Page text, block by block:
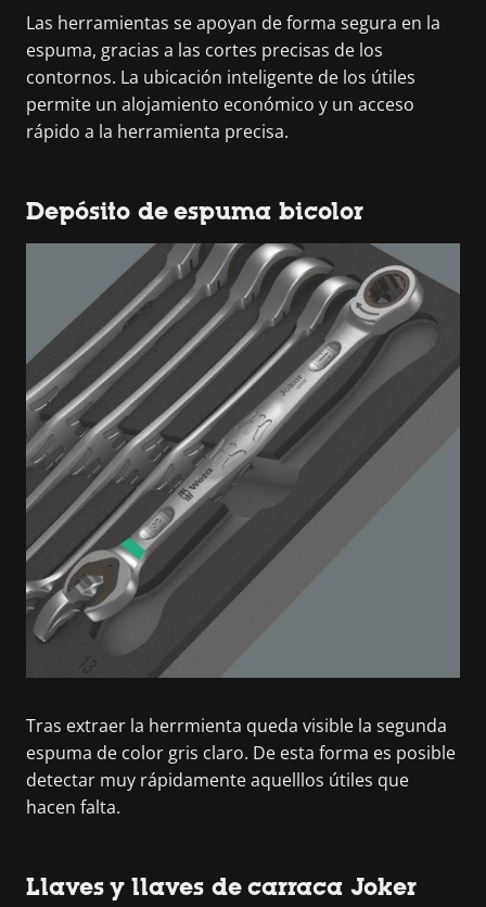
Las herramientas se apoyan de forma segura en la
espuma, gracias a las cortes precisas de los
contornos. La ubicación inteligente de los útiles
permite un alojamiento económico y un acceso
rápido a la herramienta precisa.
Depósito de espuma bicolor
Tras extraer la herrmienta queda visible la segunda
espuma de color gris claro. De esta forma es posible
detectar muy rápidamente aquelllos útiles que
hacen falta.
Llaves y llaves de carraca Joker